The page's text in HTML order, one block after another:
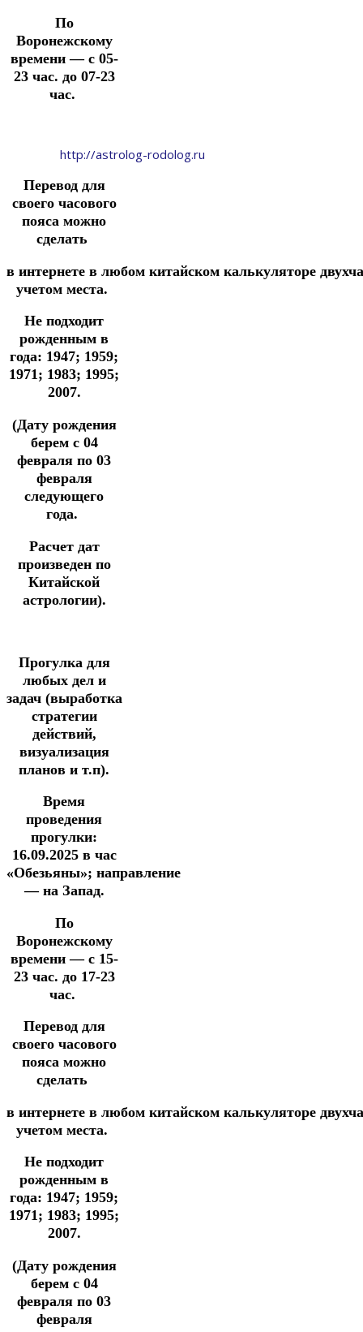
По
Воронежскому
времени — с 05-
23 час. до 07-23
час.
http://astrolog-rodolog.ru
Перевод для
своего часового
пояса можно
сделать
в интернете в любом китайском калькуляторе
учетом места.
Не подходит
рожденным в
года: 1947; 1959;
1971; 1983; 1995;
2007.
(Дату рождения
берем с 04
февраля по 03
февраля
следующего
года.
Расчет дат
произведен по
Китайской
астрологии).
Прогулка для
любых дел и
задач (выработка
стратегии
действий,
визуализация
планов и т.п).
Время
проведения
прогулки:
16.09.2025в час
«Обезьяны»; направление
— на Запад.
По
Воронежскому
времени — с 15-
23 час. до 17-23
час.
Перевод для
своего часового
пояса можно
сделать
в интернете в любом китайском калькуляторе
учетом места.
Не подходит
рожденным в
года: 1947; 1959;
1971; 1983; 1995;
2007.
(Дату рождения
берем с 04
февраля по 03
февраля